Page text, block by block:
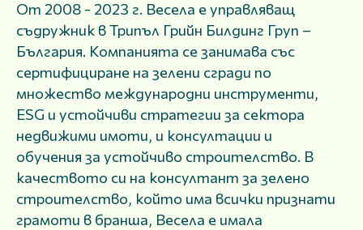
От 2008 - 2023 г. Весела е управляващ
съдружник в Трипъл Грийн Билдинг Груп –
България. Компанията се занимава със
сертифициране на зелени сгради по
множество международни инструменти,
ESG и устойчиви стратегии за сектора
недвижими имоти, и консултации и
обучения за устойчиво строителство. В
качеството си на консултант за зелено
строителство, който има всички признати
грамоти в бранша, Весела е имала